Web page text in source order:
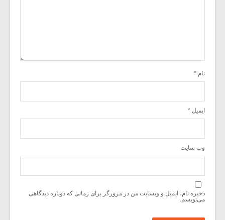
نام *
ایمیل *
وب‌ سایت
ذخیره نام، ایمیل و وبسایت من در مرورگر برای زمانی که دوباره دیدگاهی
می‌نویسم.